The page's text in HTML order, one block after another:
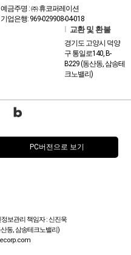
예금주명 : ㈜ 휴코퍼레이션
기업은행: 969-029908-04-018
교환 및 환불
경기도 고양시 덕양
구 통일로140, B-
B229 (동산동, 삼송테
크노밸리)
PC버전으로 보기
보관리 책임자 : 신진욱
동, 삼송테크노밸리)